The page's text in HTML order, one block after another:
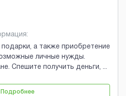
а также приобретение
личные нужды.
Спешите получить деньги, ...
Подробнее